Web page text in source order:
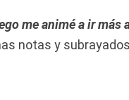
me animé a ir más
notas y subrayados